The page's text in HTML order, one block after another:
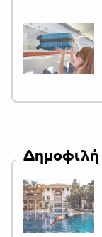
Δημοφιλή